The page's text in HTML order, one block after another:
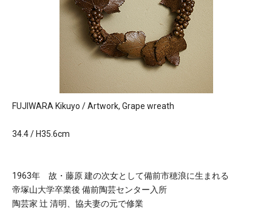
FUJIWARA Kikuyo / Artwork, Grape wreath
34.4 / H35.6cm
1963年 故・藤原 建の次女として備前市穂浪に生まれる
帝塚山大学卒業後 備前陶芸センター入所
陶芸家 辻 清明、協夫妻の元で修業